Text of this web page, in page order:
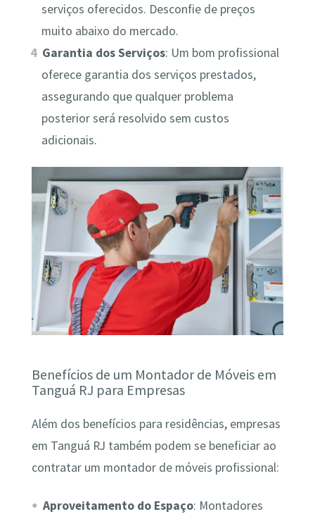
serviços oferecidos. Desconfie de preços
muito abaixo do mercado.
Garantia dos Serviços: Um bom profissional
oferece garantia dos serviços prestados,
assegurando que qualquer problema
posterior será resolvido sem custos
adicionais.
Benefícios de um Montador de Móveis em
Tanguá RJ para Empresas
Além dos benefícios para residências, empresas
em Tanguá RJ também podem se beneficiar ao
contratar um montador de móveis profissional:
Aproveitamento do Espaço: Montadores